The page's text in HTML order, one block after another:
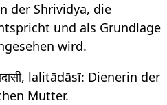
der Shrividya, die
und als Grundlage
wird.
lalitādāsī: Dienerin der
Mutter.